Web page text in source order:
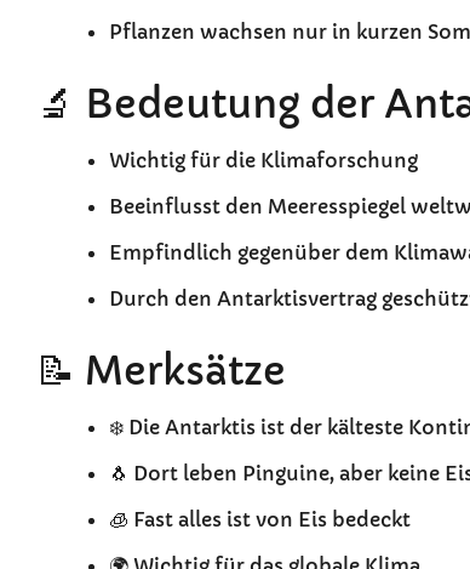
Pflanzen wachsen nur in kurzen
🔬 Bedeutung der
Wichtig für die Klimaforschung
Beeinflusst den Meeresspiegel
Empfindlich gegenüber dem
Durch den Antarktisvertrag
📝 Merksätze
❄️ Die Antarktis ist der kälteste
🐧 Dort leben Pinguine, aber keine
🧊 Fast alles ist von Eis bedeckt